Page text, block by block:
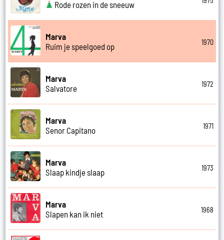
Rode rozen in de sneeuw
Marva
Ruim je speelgoed op
1970
Marva
Salvatore
1972
Marva
Senor Capitano
1971
Marva
Slaap kindje slaap
1973
Marva
Slapen kan ik niet
1968